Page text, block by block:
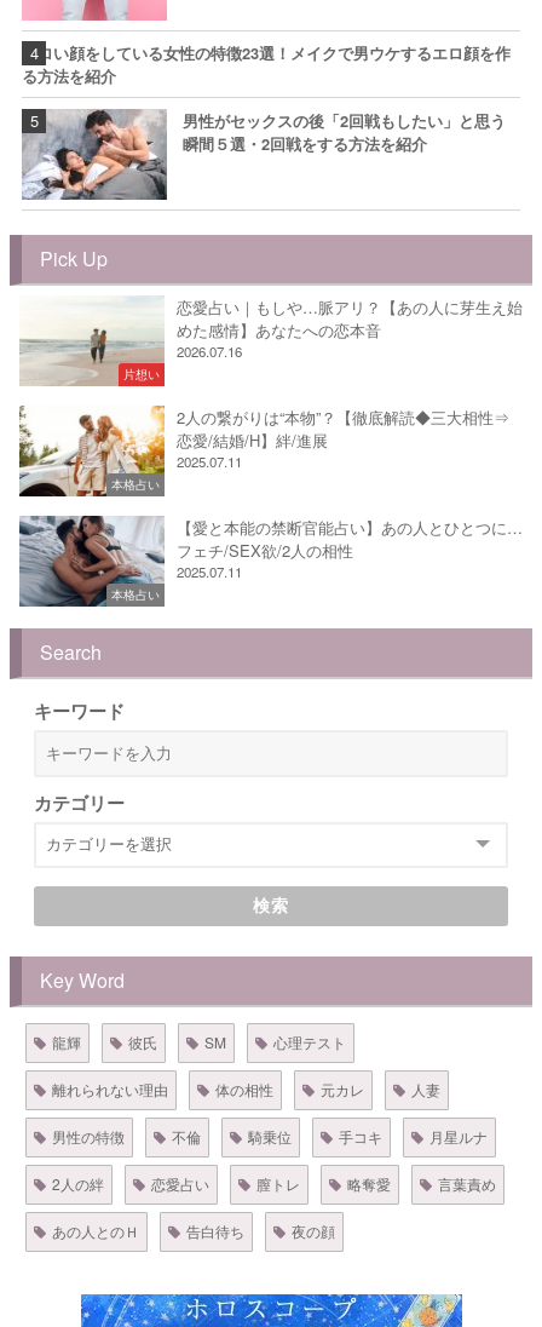
エロい顔をしている女性の特徴23選！メイクで男ウケするエロ顔を作
る方法を紹介
男性がセックスの後「2回戦もしたい」と思う
瞬間５選・2回戦をする方法を紹介
Pick Up
片想い
恋愛占い｜もしや…脈アリ？【あの人に芽生え始
めた感情】あなたへの恋本音
2026.07.16
本格占い
2人の繋がりは“本物”？【徹底解読◆三大相性⇒
恋愛/結婚/H】絆/進展
2025.07.11
本格占い
【愛と本能の禁断官能占い】あの人とひとつに…
フェチ/SEX欲/2人の相性
2025.07.11
Search
キーワード
カテゴリー
検索
Key Word
龍輝 彼氏 SM 心理テスト
離れられない理由 体の相性 元カレ 人妻
男性の特徴 不倫 騎乗位 手コキ 月星ルナ
2人の絆 恋愛占い 膣トレ 略奪愛 言葉責め
あの人とのＨ 告白待ち 夜の顔